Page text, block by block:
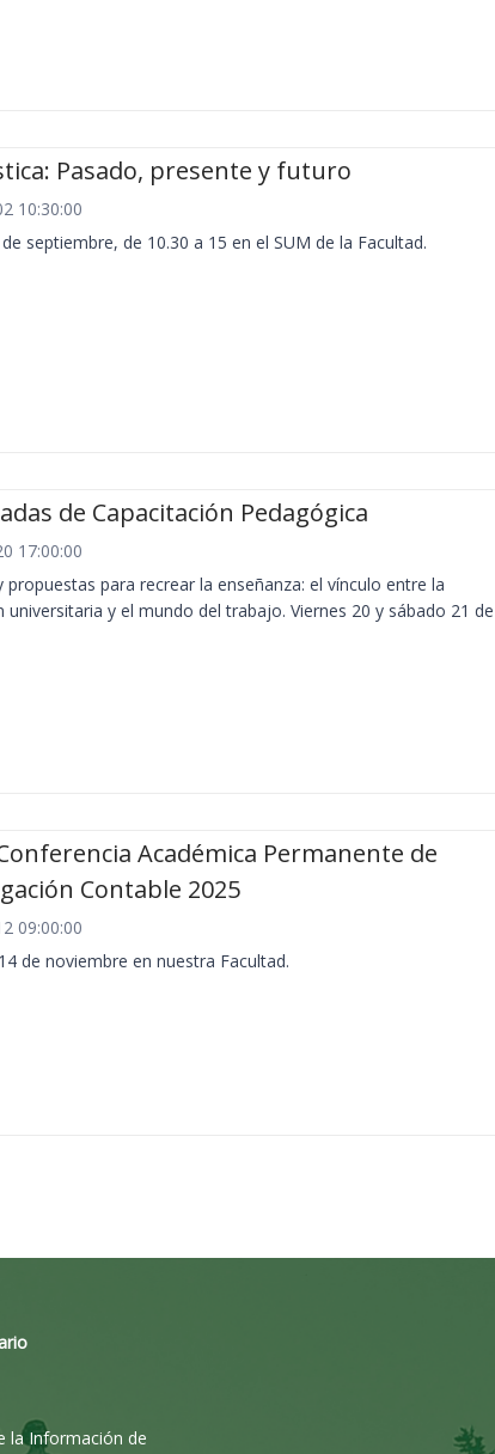
Pasado, presente y futuro
10:30:00
septiembre, de 10.30 a 15 en el SUM de la Facultad.
de Capacitación Pedagógica
17:00:00
propuestas para recrear la enseñanza: el vínculo entre la
universitaria y el mundo del trabajo. Viernes 20 y sábado 21 de
Académica Permanente de
Contable 2025
09:00:00
de noviembre en nuestra Facultad.
la Información de